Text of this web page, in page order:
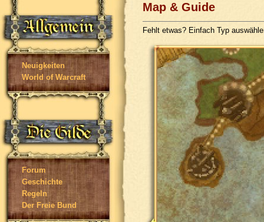
Neuigkeiten
World of Warcraft
Forum
Geschichte
Regeln
Der Freie Bund
Map & Guide
Fehlt etwas? Einfach Typ